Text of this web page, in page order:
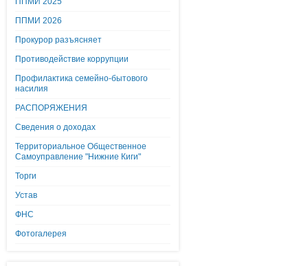
ППМИ 2026
Прокурор разъясняет
Противодействие коррупции
Профилактика семейно-бытового
насилия
РАСПОРЯЖЕНИЯ
Сведения о доходах
Территориальное Общественное
Самоуправление "Нижние Киги"
Торги
Устав
ФНС
Фотогалерея